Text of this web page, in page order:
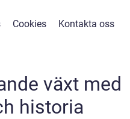
Cookies Kontakta oss
växt med
historia